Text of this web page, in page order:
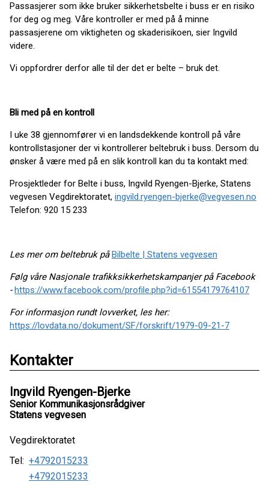
Passasjerer som ikke bruker sikkerhetsbelte i buss er en risiko
for deg og meg. Våre kontroller er med på å minne
passasjerene om viktigheten og skaderisikoen, sier Ingvild
videre.
Vi oppfordrer derfor alle til der det er belte – bruk det.
Bli med på en kontroll
I uke 38 gjennomfører vi en landsdekkende kontroll på våre
kontrollstasjoner der vi kontrollerer beltebruk i buss. Dersom du
ønsker å være med på en slik kontroll kan du ta kontakt med:
Prosjektleder for Belte i buss, Ingvild Ryengen-Bjerke, Statens
vegvesen Vegdirektoratet, ingvild.ryengen-bjerke@vegvesen.no
Telefon: 920 15 233
Les mer om beltebruk påBilbelte | Statens vegvesen
Følg våre Nasjonale trafikksikkerhetskampanjer på Facebook
-https://www.facebook.com/profile.php?id=61554179764107
For informasjon rundt lovverket, les her:
https://lovdata.no/dokument/SF/forskrift/1979-09-21-7
Kontakter
Ingvild Ryengen-Bjerke
Senior Kommunikasjonsrådgiver
Statens vegvesen
Vegdirektoratet
Tel: +4792015233
+4792015233